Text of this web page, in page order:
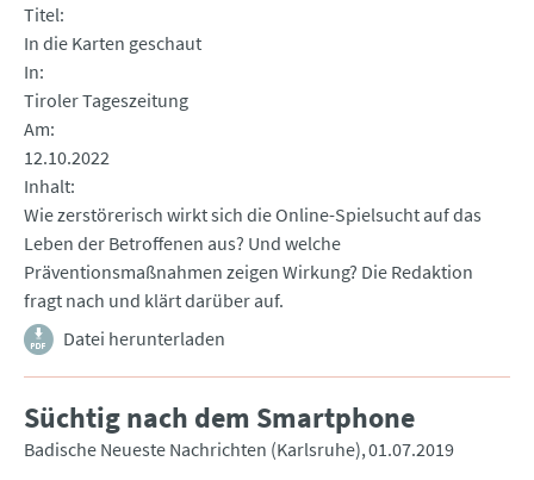
Titel
In die Karten geschaut
In
Tiroler Tageszeitung
Am
12.10.2022
Inhalt
Wie zerstörerisch wirkt sich die Online-Spielsucht auf das
Leben der Betroffenen aus? Und welche
Präventionsmaßnahmen zeigen Wirkung? Die Redaktion
fragt nach und klärt darüber auf.
Datei herunterladen
Süchtig nach dem Smartphone
Badische Neueste Nachrichten (Karlsruhe) 01.07.2019